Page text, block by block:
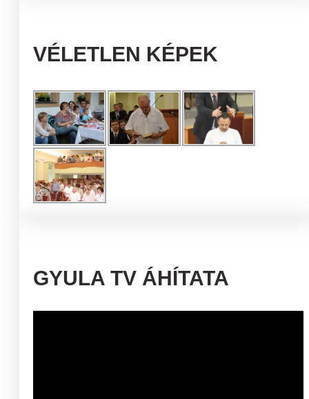
VÉLETLEN KÉPEK
GYULA TV ÁHÍTATA